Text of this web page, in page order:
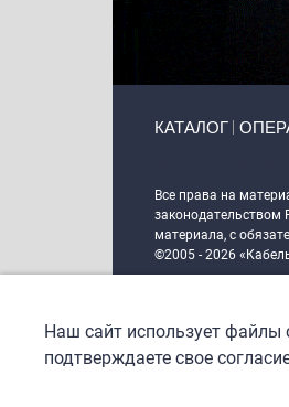
КАТАЛОГ
Все права на
законодательством
материала, с
©2005 - 2026
DrupalCoder —
Наш сайт использует файлы
подтверждаете свое